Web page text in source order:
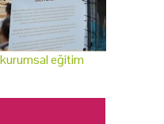
eğitim